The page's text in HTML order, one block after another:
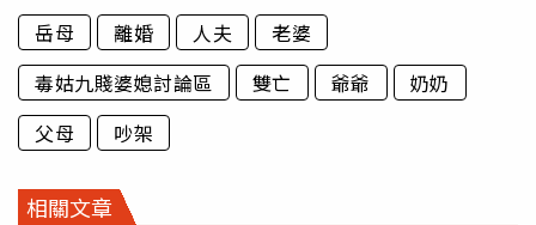
岳母 離婚 人夫
老婆
毒姑九賤婆媳討論區
雙亡 爺爺
奶奶
父母
吵架
相關文章